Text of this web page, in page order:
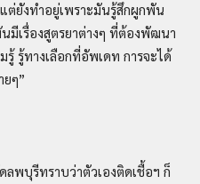
ต่ยังทำอยู่เพราะมันรู้สึกผูกพัน
มีเรื่องสูตรยาต่างๆ ที่ต้องพัฒนา
รู้ รู้ทางเลือกที่อัพเดท การจะได้
ๆ”
พบุรีทราบว่าตัวเองติดเชื้อฯ ก็